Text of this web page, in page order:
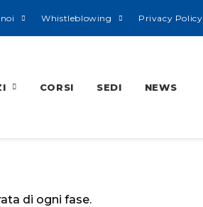
Whistleblowing Privacy Policy
CORSI SEDI NEWS
di ogni fase.